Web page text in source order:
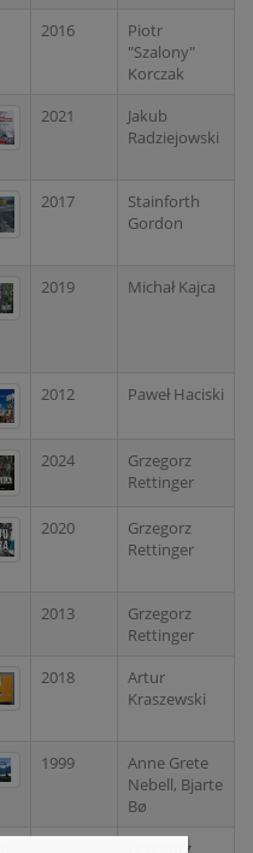
2016
Piotr
"Szalony"
Korczak
2021
Jakub
Radziejowski
2017
Stainforth
Gordon
2019 Michał Kajca
2012 Paweł Haciski
2024
Grzegorz
Rettinger
2020
Grzegorz
Rettinger
2013
Grzegorz
Rettinger
2018
Artur
Kraszewski
1999
Anne Grete
Nebell, Bjarte
Bø
Grzegorz